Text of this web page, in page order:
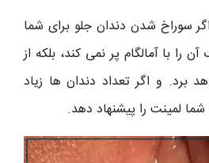
سوراخ شدن دندان جلو برای شما
را با آمالگام پر نمی کند، بلکه از
برد. و اگر تعداد دندان ها زیاد
شما لمینت را پیشنهاد دهد.